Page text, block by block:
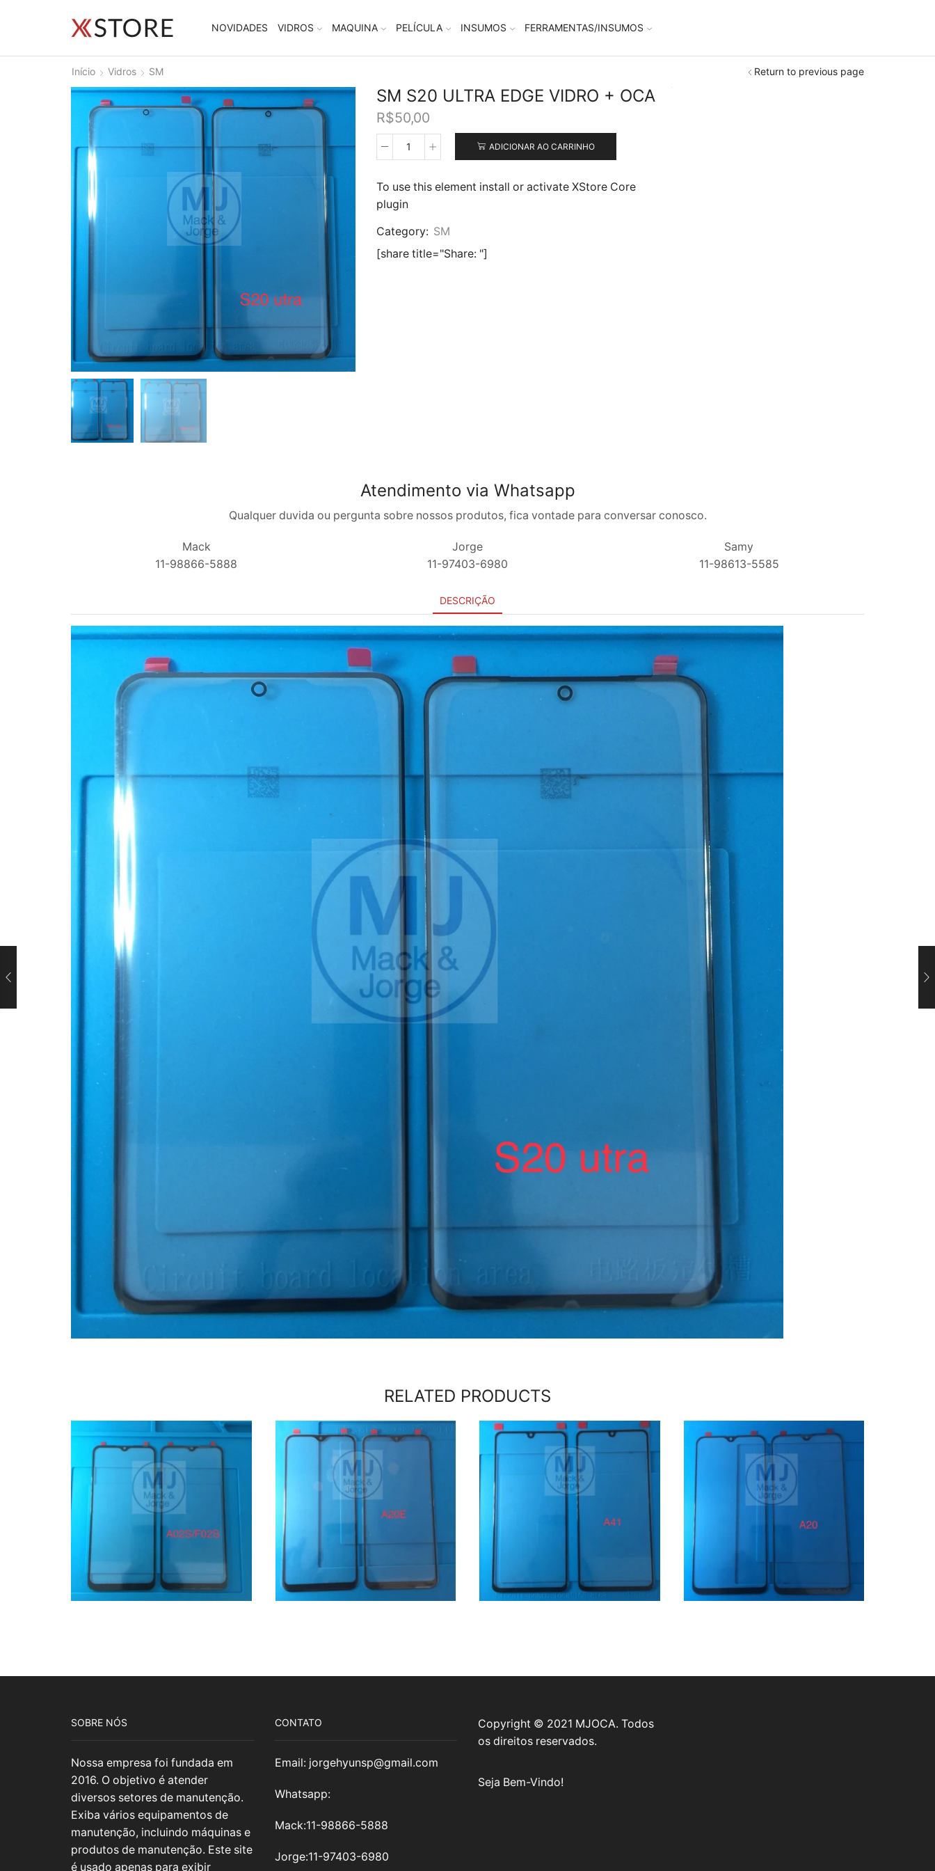
NOVIDADES VIDROS MAQUINA PELÍCULA INSUMOS FERRAMENTAS/INSUMOS
Início Vidros SM Return to previous page
SM S20 ULTRA EDGE VIDRO + OCA
R$50,00
SM
ULTRA
EDGE
VIDRO
OCA
quantidade
ADICIONAR AO CARRINHO
To use this element install or activate XStore Core
plugin
Category: SM
[share title="Share: "]
Atendimento via Whatsapp
Qualquer duvida ou pergunta sobre nossos produtos, fica vontade para conversar conosco.
Mack
11-98866-5888
Jorge
11-97403-6980
Samy
11-98613-5585
DESCRIÇÃO
RELATED PRODUCTS
SOBRE NÓS
Nossa empresa foi fundada em
2016. O objetivo é atender
diversos setores de manutenção.
Exiba vários equipamentos de
manutenção, incluindo máquinas e
produtos de manutenção. Este site
é usado apenas para exibir
CONTATO
Email: jorgehyunsp@gmail.com
Whatsapp:
Mack:11-98866-5888
Jorge:11-97403-6980
Copyright © 2021 MJOCA. Todos
os direitos reservados.
Seja Bem-Vindo!